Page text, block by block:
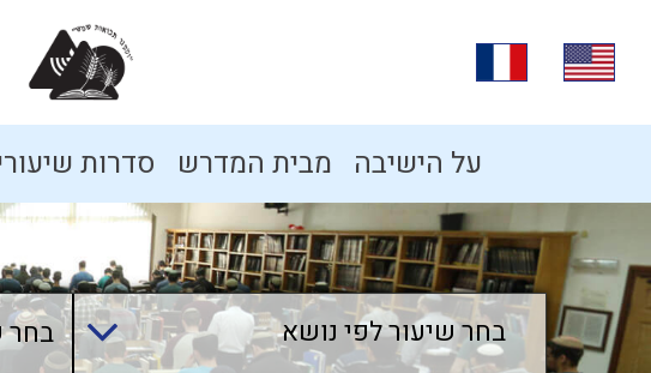
על הישיבה מבית המדרש סדרות
בחר שיעור לפי נושא
בחר שיעור לפי נושא בחר